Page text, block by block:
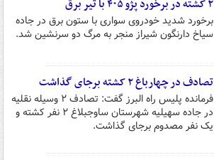
۲ کشته در برخورد پژو ۴۰۵ با تیر برق
برخورد شدید خودروی سواری با ستون برق در جاده
سیاخ دارنگون شیراز منجر به مرگ دو سرنشین شد.
تصادف در چهارباغ ۲ کشته برجای گذاشت
فرمانده پلیس راه البرز گفت: تصادف ۲ وسیله نقلیه
در جاده سهیلیه شهرستان ساوجبلاغ ۲ نفر کشته و
یک نفر مصدوم برجای گذاشت.